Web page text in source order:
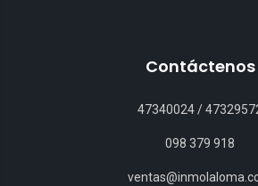
Contáctenos
47340024/
098 379 918